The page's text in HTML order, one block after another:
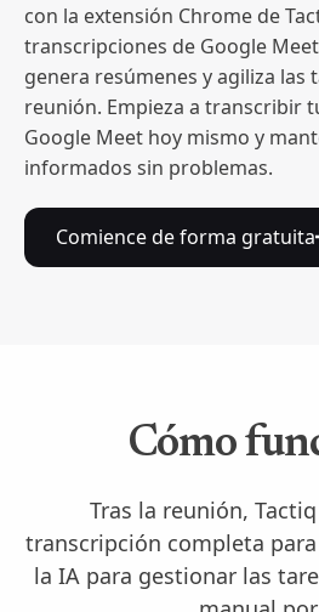
con la extensión Chrome de
transcripciones de Google
genera resúmenes y agiliza las
reunión. Empieza a transcribir
Google Meet hoy mismo y
informados sin problemas.
Comience de forma gratuita
Cómo
Tras la reunión,
transcripción completa
la IA para gestionar las